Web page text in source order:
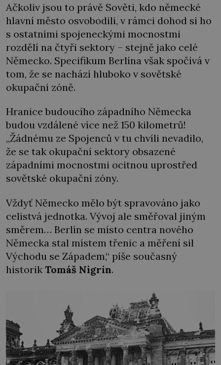
Ačkoliv jsou to právě Sověti, kdo německé
hlavní město osvobodili, v rámci dohod si ho
s ostatními spojeneckými mocnostmi
rozdělí na čtyři sektory – stejně jako celé
Německo. Specifikum Berlína však spočívá v
tom, že se nachází hluboko v sovětské
okupační zóně.
Hranice budoucího západního Německa
budou vzdálené více než 150 kilometrů!
„Žádnému ze Spojenců v tu chvíli nevadilo,
že se tak okupační sektory obsazené
západními mocnostmi ocitnou uprostřed
sovětské okupační zóny.
Vždyť Německo mělo být spravováno jako
celistvá jednotka. Vývoj ale směřoval jiným
směrem… Berlín se místo centra nového
Německa stal místem třenic a měření sil
Východu se Západem,“ píše současný
historik Tomáš Nigrin.